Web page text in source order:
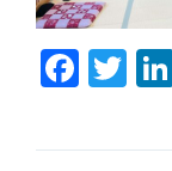
F
a
c
T
w
it